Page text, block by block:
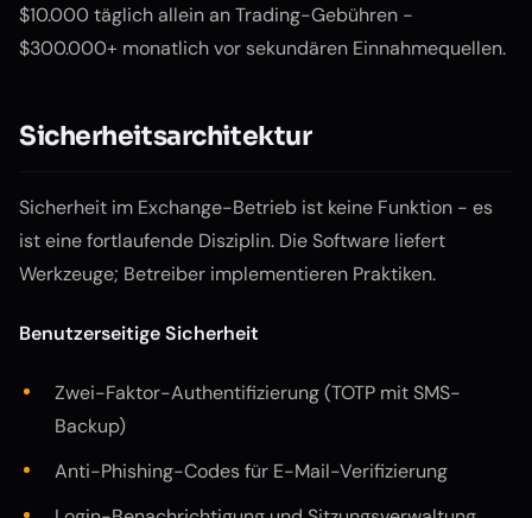
$10.000 täglich allein an Trading-Gebühren -
$300.000+ monatlich vor sekundären Einnahmequellen.
Sicherheitsarchitektur
Sicherheit im Exchange-Betrieb ist keine Funktion - es
ist eine fortlaufende Disziplin. Die Software liefert
Werkzeuge; Betreiber implementieren Praktiken.
Benutzerseitige Sicherheit
Zwei-Faktor-Authentifizierung (TOTP mit SMS-
Backup)
Anti-Phishing-Codes für E-Mail-Verifizierung